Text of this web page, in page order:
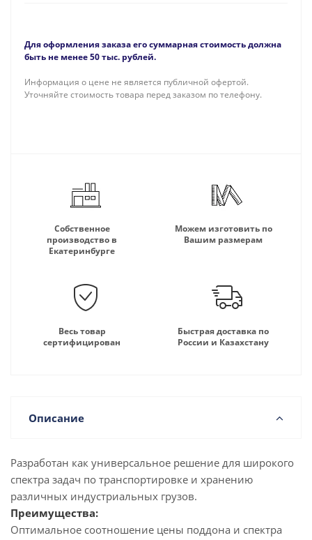
Для оформления заказа его суммарная стоимость должна
быть не менее 50 тыс. рублей.
Информация о цене не является публичной офертой.
Уточняйте стоимость товара перед заказом по телефону.
Собственное
производство в
Екатеринбурге
Можем изготовить по
Вашим размерам
Весь товар
сертифицирован
Быстрая доставка по
России и Казахстану
Описание
Разработан как универсальное решение для широкого
спектра задач по транспортировке и хранению
различных индустриальных грузов.
Преимущества:
Оптимальное соотношение цены поддона и спектра